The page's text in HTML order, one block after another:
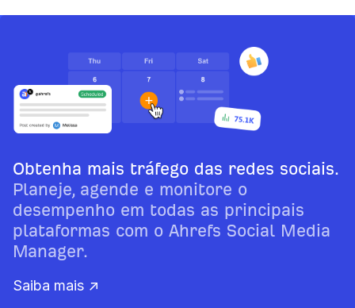
Obtenha mais tráfego das redes sociais.
Planeje, agende e monitore o
desempenho em todas as principais
plataformas com o Ahrefs Social Media
Manager.
Saiba mais ↗